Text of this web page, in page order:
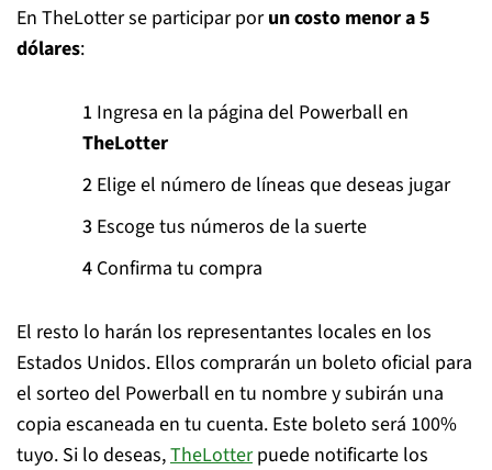
En TheLotter se participar porun costo menor a 5
dólares:
Ingresa en la página del Powerball en
TheLotter
Elige el número de líneas que deseas jugar
Escoge tus números de la suerte
Confirma tu compra
El resto lo harán los representantes locales en los
Estados Unidos. Ellos comprarán un boleto oficial para
el sorteo del Powerball en tu nombre y subirán una
copia escaneada en tu cuenta. Este boleto será 100%
tuyo. Si lo deseas,TheLotterpuede notificarte los